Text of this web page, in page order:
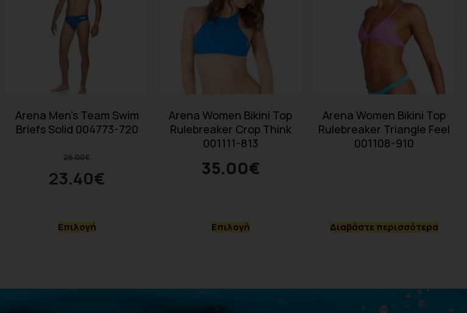
Arena Men’s Team Swim
Briefs Solid 004773-720
26.00€
23.40€
Επιλογή
Arena Women Bikini Top
Rulebreaker Crop Think
001111-813
35.00€
Επιλογή
Arena Women Bikini Top
Rulebreaker Triangle Feel
001108-910
Διαβάστε περισσότερα